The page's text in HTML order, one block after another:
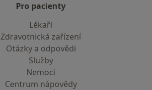
Pro pacienty
Lékaři
Zdravotnická zařízení
Otázky a odpovědi
Služby
Nemoci
Centrum nápovědy